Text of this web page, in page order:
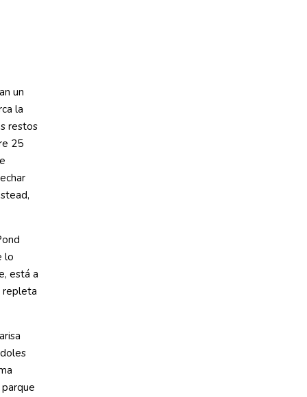
un
la
restos
25
lo
está a
repleta